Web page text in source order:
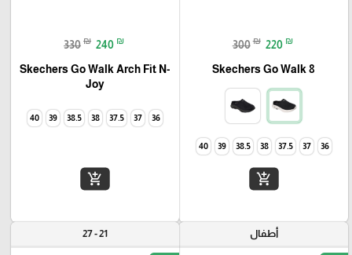
300 ₪ 220 ₪
Skechers Go Walk 8
36
37
37.5
38
38.5
39
40
add_shopping_cart
330 ₪ 240 ₪
Skechers Go Walk Arch Fit N-
Joy
36
37
37.5
38
38.5
39
40
add_shopping_cart
أطفال 21 - 27